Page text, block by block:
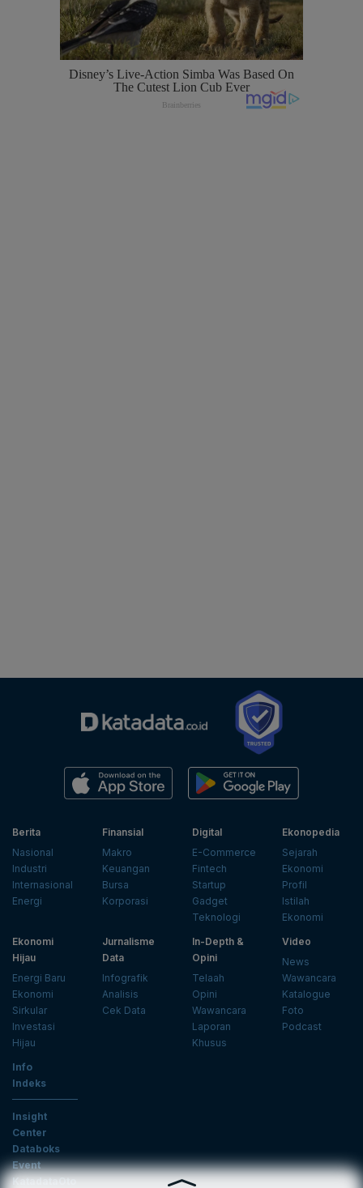
Berita
Nasional
Industri
Internasional
Energi
Finansial
Makro
Keuangan
Bursa
Korporasi
Digital
E-Commerce
Fintech
Startup
Gadget
Teknologi
Ekonopedia
Sejarah
Ekonomi
Profil
Istilah
Ekonomi
Ekonomi
Hijau
Energi Baru
Ekonomi
Sirkular
Investasi
Hijau
Jurnalisme
Data
Infografik
Analisis
Cek Data
In-Depth &
Opini
Telaah
Opini
Wawancara
Laporan
Khusus
Video
News
Wawancara
Katalogue
Foto
Podcast
Info
Indeks
Insight
Center
Databoks
Event
KatadataOto